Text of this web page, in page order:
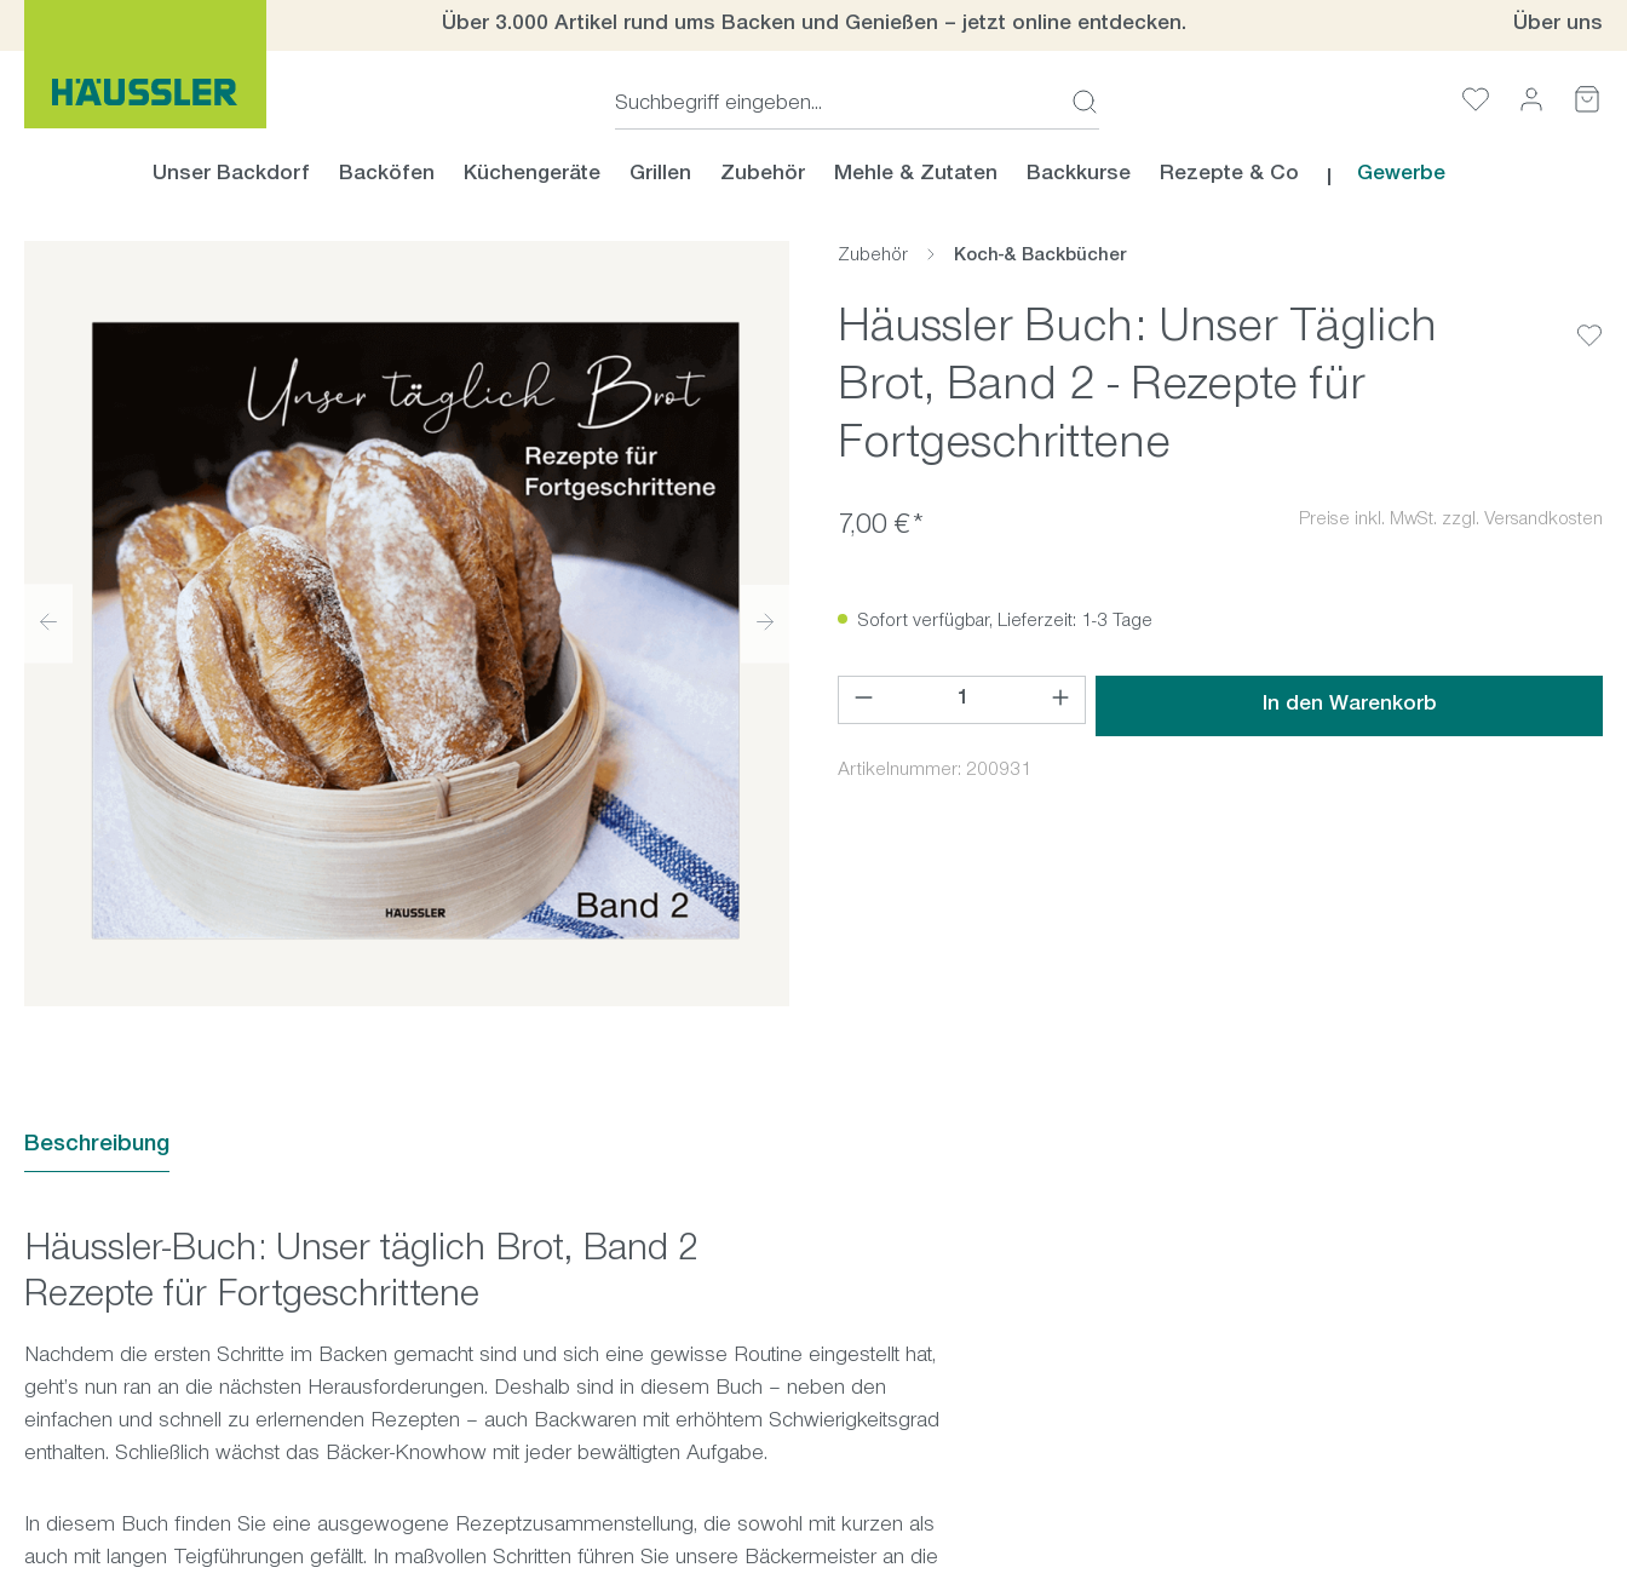
Über 3.000 Artikel rund ums Backen und Genießen – jetzt online entdecken. Über uns
Unser Backdorf Backöfen Küchengeräte Grillen Zubehör Mehle & Zutaten Backkurse Rezepte & Co Gewerbe
Zubehör Koch-& Backbücher
Häussler Buch: Unser Täglich
Brot, Band 2 - Rezepte für
Fortgeschrittene
7,00 €* Preise inkl. MwSt. zzgl. Versandkosten
Sofort verfügbar, Lieferzeit: 1-3 Tage
Produkt Anzahl: Gib den gewünschten Wert ein oder benutze die Schaltflächen um die
In den Warenkorb
Artikelnummer: 200931
Beschreibung
Häussler-Buch: Unser täglich Brot, Band 2
Rezepte für Fortgeschrittene
Nachdem die ersten Schritte im Backen gemacht sind und sich eine gewisse Routine eingestellt hat,
geht’s nun ran an die nächsten Herausforderungen. Deshalb sind in diesem Buch – neben den
einfachen und schnell zu erlernenden Rezepten – auch Backwaren mit erhöhtem Schwierigkeitsgrad
enthalten. Schließlich wächst das Bäcker-Knowhow mit jeder bewältigten Aufgabe.
In diesem Buch finden Sie eine ausgewogene Rezeptzusammenstellung, die sowohl mit kurzen als
auch mit langen Teigführungen gefällt. In maßvollen Schritten führen Sie unsere Bäckermeister an die